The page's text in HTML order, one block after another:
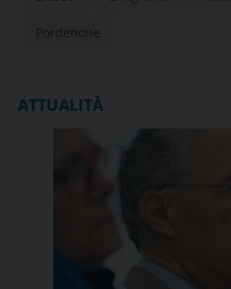
Pordenone
ATTUALITÀ